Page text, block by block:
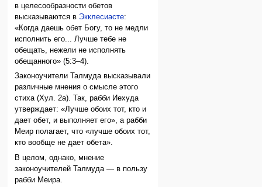
в целесообразности обетов
высказываются в Экклесиасте:
«Когда даешь обет Богу, то не медли
исполнить его... Лучше тебе не
обещать, нежели не исполнять
обещанного» (5:3–4).
Законоучители Талмуда высказывали
различные мнения о смысле этого
стиха (Хул. 2а). Так, рабби Иехуда
утверждает: «Лучше обоих тот, кто и
дает обет, и выполняет его», а рабби
Меир полагает, что «лучше обоих тот,
кто вообще не дает обета».
В целом, однако, мнение
законоучителей Талмуда — в пользу
рабби Меира.